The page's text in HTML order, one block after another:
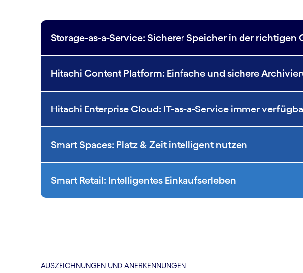
Storage-as-a-Service: Sicherer Speicher in der richtigen
Hitachi Content Platform: Einfache und sichere
Hitachi Enterprise Cloud: IT-as-a-Service immer
Smart Spaces: Platz & Zeit intelligent nutzen
Smart Retail: Intelligentes Einkaufserleben
AUSZEICHNUNGEN UND ANERKENNUNGEN